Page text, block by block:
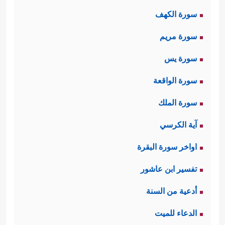
﴿٣﴾
وَٱلَّیۡلِ إِذَا یَغۡشَىٰهَا
وَٱلۡأَرۡضِ وَمَا طَحَىٰهَا
﴿قَدۡ أَفۡلَحَ مَن زَكَّىٰهَا ﭴوَقَدۡ خَابَ مَن دَسَّىٰهَا﴾
سورة الكهف
سورة مريم
سورة يس
سورة الواقعة
سورة الملك
آية الكرسي
اواخر سورة البقرة
تفسير ابن عاشور
أدعية من السنة
الدعاء للميت